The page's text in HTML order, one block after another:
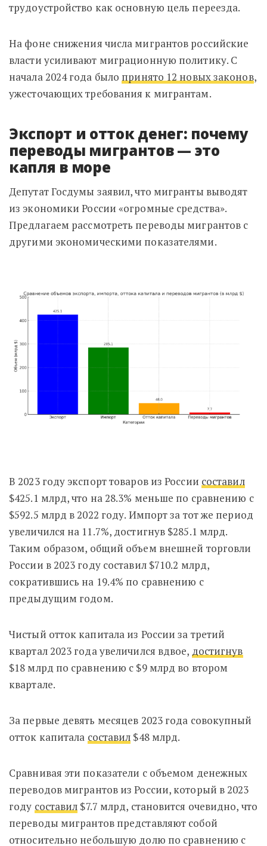
трудоустройство как основную цель переезда.
На фоне снижения числа мигрантов российские
власти усиливают миграционную политику. С
начала 2024 года было принято 12 новых законов,
ужесточающих требования к мигрантам.
Экспорт и отток денег: почему
переводы мигрантов — это
капля в море
Депутат Госдумы заявил, что мигранты выводят
из экономики России «огромные средства».
Предлагаем рассмотреть переводы мигрантов с
другими экономическими показателями.
В 2023 году экспорт товаров из России составил
$425.1 млрд, что на 28.3% меньше по сравнению с
$592.5 млрд в 2022 году. Импорт за тот же период
увеличился на 11.7%, достигнув $285.1 млрд.
Таким образом, общий объем внешней торговли
России в 2023 году составил $710.2 млрд,
сократившись на 19.4% по сравнению с
предыдущим годом.
Чистый отток капитала из России за третий
квартал 2023 года увеличился вдвое, достигнув
$18 млрд по сравнению с $9 млрд во втором
квартале.
За первые девять месяцев 2023 года совокупный
отток капитала составил $48 млрд.
Сравнивая эти показатели с объемом денежных
переводов мигрантов из России, который в 2023
году составил $7.7 млрд, становится очевидно, что
переводы мигрантов представляют собой
относительно небольшую долю по сравнению с